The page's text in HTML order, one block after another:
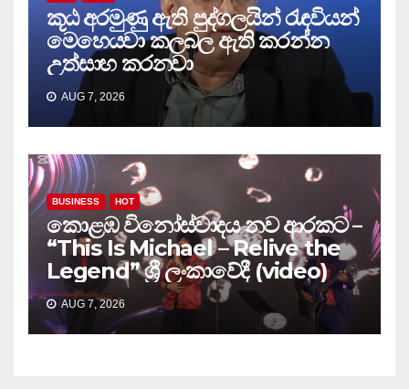
කූඨ අරමුණු ඇති පුද්ගලයින් රැඳවියන්
මෙහෙයවා කලබල ඇති කරන්න
උත්සාහ කරනවා
AUG 7, 2026
BUSINESS HOT
කොළඹ විනෝස්වාදය නව ආරකට –
“This Is Michael – Relive the
Legend” ශ්‍රී ලංකාවේදී (video)
AUG 7, 2026